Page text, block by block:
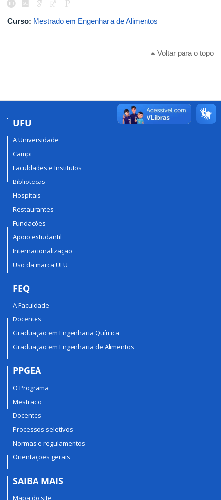
Curso: Mestrado em Engenharia de Alimentos
Voltar para o topo
UFU
A Universidade
Campi
Faculdades e Institutos
Bibliotecas
Hospitais
Restaurantes
Fundações
Apoio estudantil
Internacionalização
Uso da marca UFU
FEQ
A Faculdade
Docentes
Graduação em Engenharia Química
Graduação em Engenharia de Alimentos
PPGEA
O Programa
Mestrado
Docentes
Processos seletivos
Normas e regulamentos
Orientações gerais
SAIBA MAIS
Mapa do site